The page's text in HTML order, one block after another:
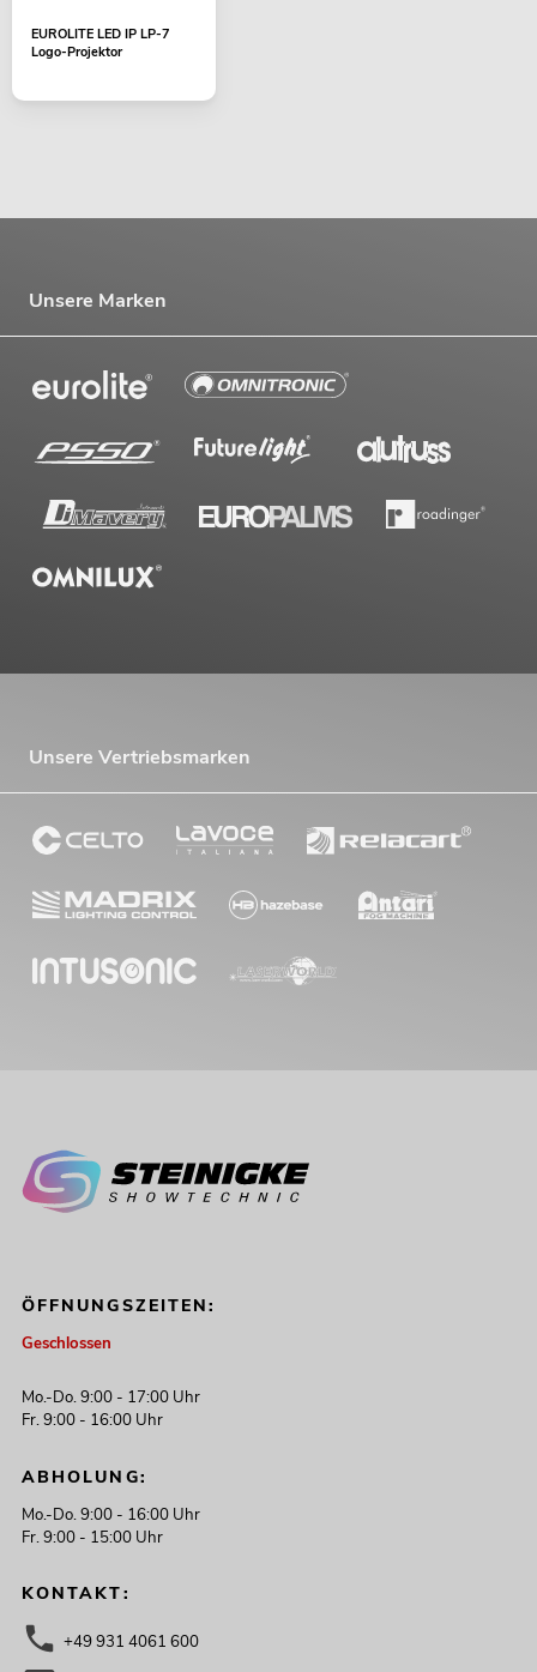
EUROLITE LED IP LP-7
Logo-Projektor
Unsere Marken
Unsere Vertriebsmarken
ÖFFNUNGSZEITEN:
Geschlossen
Mo.-Do. 9:00 - 17:00 Uhr
Fr. 9:00 - 16:00 Uhr
ABHOLUNG:
Mo.-Do. 9:00 - 16:00 Uhr
Fr. 9:00 - 15:00 Uhr
KONTAKT:
+49 931 4061 600